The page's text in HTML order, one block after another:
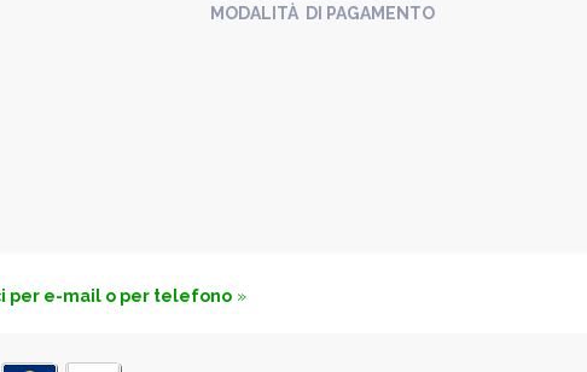
MODALITÀ DI PAGAMENTO
per e-mail o per telefono »